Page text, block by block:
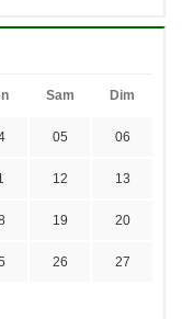
Sam Dim
05 06
12 13
19 20
26 27